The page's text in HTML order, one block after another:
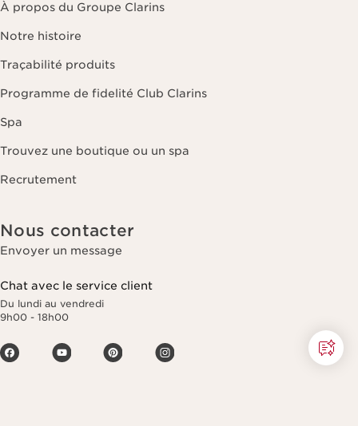
À propos du Groupe Clarins
Notre histoire
Traçabilité produits
Programme de fidelité Club Clarins
Spa
Trouvez une boutique ou un spa
Recrutement
Nous contacter
Envoyer un message
Chat avec le service client
Du lundi au vendredi
9h00 - 18h00